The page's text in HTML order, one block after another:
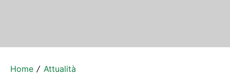
Home / Attualità